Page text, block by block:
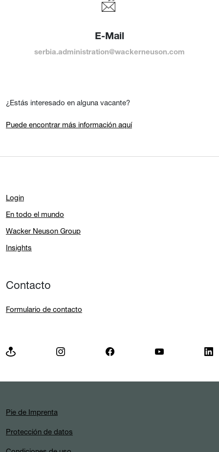
E-Mail
serbia.administration@wackerneuson.com
¿Estás interesado en alguna vacante?
Puede encontrar más información aquí
Login
En todo el mundo
Wacker Neuson Group
Insights
Contacto
Formulario de contacto
Pie de Imprenta
Protección de datos